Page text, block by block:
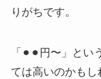
りがちです。
「⚫︎⚫︎円〜」と
ては高いのかも